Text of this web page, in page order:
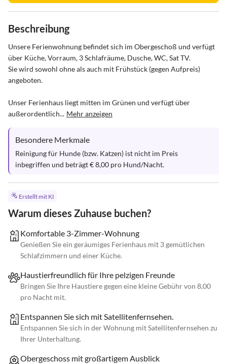
Beschreibung
Unsere Ferienwohnung befindet sich im Obergeschoß und verfügt
über Küche, Vorraum, 3 Schlafräume, Dusche, WC, Sat TV.
Sie wird sowohl ohne als auch mit Frühstück (gegen Aufpreis)
angeboten.
Unser Ferienhaus liegt mitten im Grünen und verfügt über
außerordentlich... Mehr anzeigen
Besondere Merkmale
Reinigung für Hunde (bzw. Katzen) ist nicht im Preis
inbegriffen und beträgt € 8,00 pro Hund/Nacht.
Erstellt mit KI
Warum dieses Zuhause buchen?
Komfortable 3-Zimmer-Wohnung
Genießen Sie ein geräumiges Ferienhaus mit 3 gemütlichen
Schlafzimmern und einer Küche.
Haustierfreundlich für Ihre pelzigen Freunde
Bringen Sie Ihre Haustiere gegen eine kleine Gebühr von 8,00
pro Nacht mit.
Entspannen Sie sich mit Satellitenfernsehen.
Entspannen Sie sich in der Wohnung mit Satellitenfernsehen zu
Ihrer Unterhaltung.
Obergeschoss mit großartigem Ausblick